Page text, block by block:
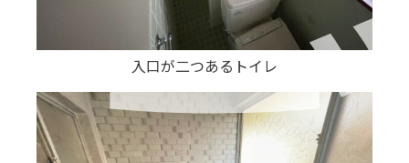
入口が二つあるトイレ